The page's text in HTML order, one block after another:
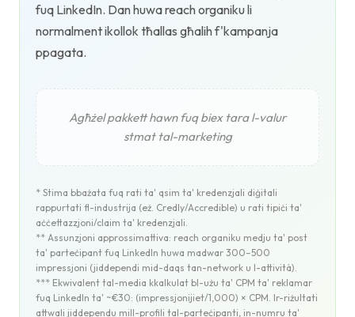
fuq LinkedIn. Dan huwa reach organiku li
normalment ikollok tħallas għalih f'kampanja
ppagata.
Agħżel pakkett hawn fuq biex tara l-valur
stmat tal-marketing
* Stima bbażata fuq rati ta' qsim ta' kredenzjali diġitali
rappurtati fl-industrija (eż. Credly/Accredible) u rati tipiċi ta'
aċċettazzjoni/claim ta' kredenzjali.
** Assunzjoni approssimattiva: reach organiku medju ta' post
ta' parteċipant fuq LinkedIn huwa madwar 300–500
impressjoni (jiddependi mid-daqs tan-network u l-attività).
*** Ekwivalent tal-media kkalkulat bl-użu ta' CPM ta' reklamar
fuq LinkedIn ta' ~€30: (impressjonijiet/1,000) × CPM. Ir-riżultati
attwali jiddependu mill-profili tal-parteċipanti, in-numru ta'